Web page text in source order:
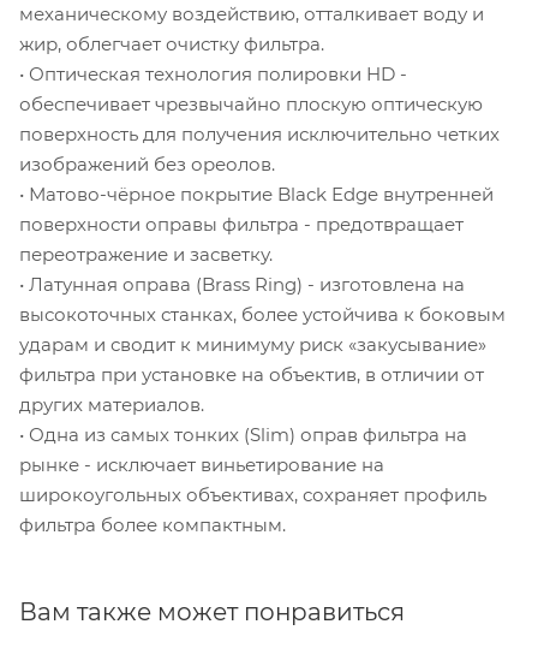
механическому воздействию, отталкивает воду и
жир, облегчает очистку фильтра.
• Оптическая технология полировки HD -
обеспечивает чрезвычайно плоскую оптическую
поверхность для получения исключительно четких
изображений без ореолов.
• Матово-чёрное покрытие Black Edge внутренней
поверхности оправы фильтра - предотвращает
переотражение и засветку.
• Латунная оправа (Brass Ring) - изготовлена на
высокоточных станках, более устойчива к боковым
ударам и сводит к минимуму риск «закусывание»
фильтра при установке на объектив, в отличии от
других материалов.
• Одна из самых тонких (Slim) оправ фильтра на
рынке - исключает виньетирование на
широкоугольных объективах, сохраняет профиль
фильтра более компактным.
Вам также может понравиться